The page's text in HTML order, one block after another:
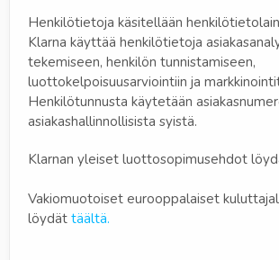
Henkilötietoja käsitellään
Klarna käyttää henkilötietoja
tekemiseen, henkilön tunnistamiseen,
luottokelpoisuusarviointiin ja
Henkilötunnusta käytetään
asiakashallinnollisista syistä.
Klarnan yleiset luottosopimusehdot
Vakiomuotoiset eurooppalaiset
löydät täältä.